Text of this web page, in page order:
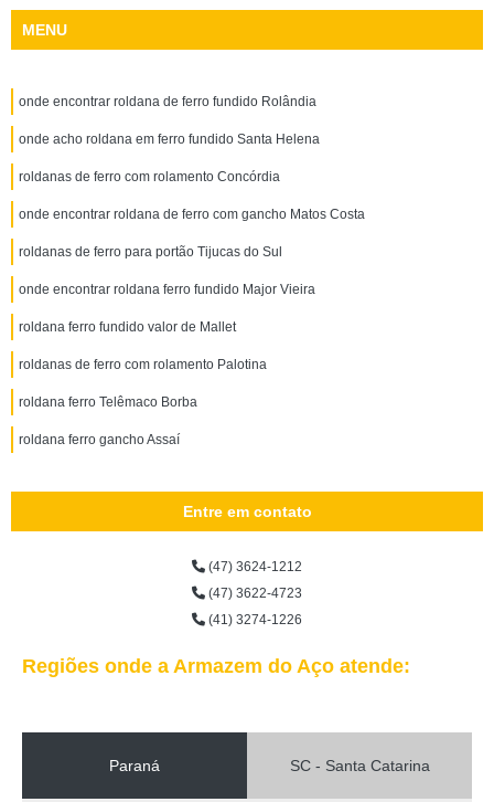
MENU
onde encontrar roldana de ferro fundido Rolândia
onde acho roldana em ferro fundido Santa Helena
roldanas de ferro com rolamento Concórdia
onde encontrar roldana de ferro com gancho Matos Costa
roldanas de ferro para portão Tijucas do Sul
onde encontrar roldana ferro fundido Major Vieira
roldana ferro fundido valor de Mallet
roldanas de ferro com rolamento Palotina
roldana ferro Telêmaco Borba
roldana ferro gancho Assaí
Entre em contato
(47) 3624-1212
(47) 3622-4723
(41) 3274-1226
Regiões onde a Armazem do Aço atende:
Paraná SC - Santa Catarina